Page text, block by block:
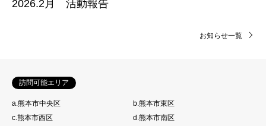
2026.2月 活動報告
お知らせ一覧
訪問可能エリア
a.熊本市中央区
b.熊本市東区
c.熊本市西区
d.熊本市南区